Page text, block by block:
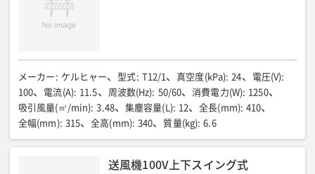
メーカー : ケルヒャー 型式: T12/1 真空度(kPa): 24 電圧(V):
100
電流(A): 11.5 周波数(Hz): 50/60 消費電力(W): 1250
吸引風量(㎥/min): 3.48 集塵容量(L): 12 全長(mm): 410
全幅(mm): 315 全高(mm): 340 質量(kg): 6.6
送風機100V上下スイング式